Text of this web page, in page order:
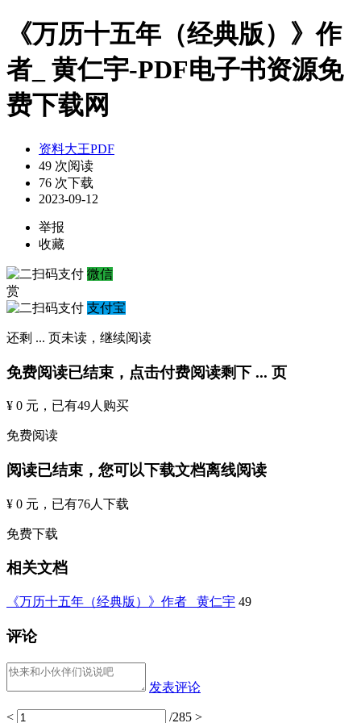
《万历十五年（经典版）》作
者_ 黄仁宇-PDF电子书资源免
费下载网
资料大王PDF
49 次阅读
76 次下载
2023-09-12
举报
收藏
微信
赏
支付宝
还剩 ... 页未读， 继续阅读
免费阅读已结束，点击付费阅读剩下 ... 页
¥ 0 元 ，已有49人购买
免费阅读
阅读已结束，您可以下载文档离线阅读
¥ 0 元 ，已有76人下载
免费下载
相关文档
《万历十五年（经典版）》作者_ 黄仁宇 49
评论
发表评论
< /285 >